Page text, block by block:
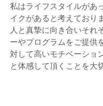
私はライフスタイルがあ
イクがあると考えており
人と真摯に向き合いそれ
ーやプログラムをご提供
対して高いモチベーショ
と体感して頂くことを大